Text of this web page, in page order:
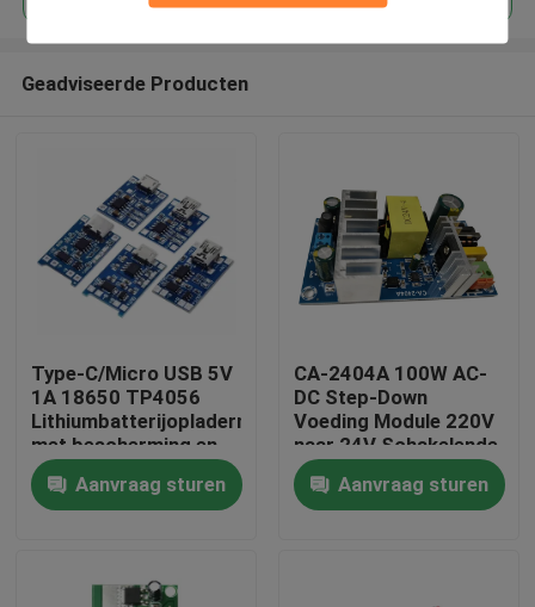
Thuis
Over Ons
Geadviseerde Producten
Type-C/Micro USB 5V
1A 18650 TP4056
Lithiumbatterijopladermodule
met bescherming en
dubbele functies
Aanvraag sturen
CA-2404A 100W AC-
DC Step-Down
Voeding Module 220V
naar 24V Schakelende
Voeding
Aanvraag sturen